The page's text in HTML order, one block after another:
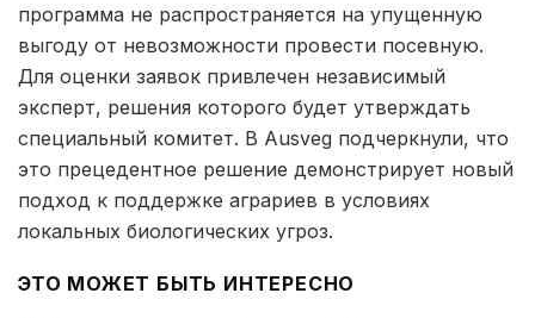
программа не распространяется на упущенную
выгоду от невозможности провести посевную.
Для оценки заявок привлечен независимый
эксперт, решения которого будет утверждать
специальный комитет. В Ausveg подчеркнули, что
это прецедентное решение демонстрирует новый
подход к поддержке аграриев в условиях
локальных биологических угроз.
ЭТО МОЖЕТ БЫТЬ ИНТЕРЕСНО